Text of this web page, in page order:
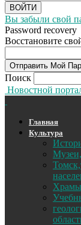
Вы забыли свой
Password recovery
Восстановите
Поиск
Новостной
Главная
Культура